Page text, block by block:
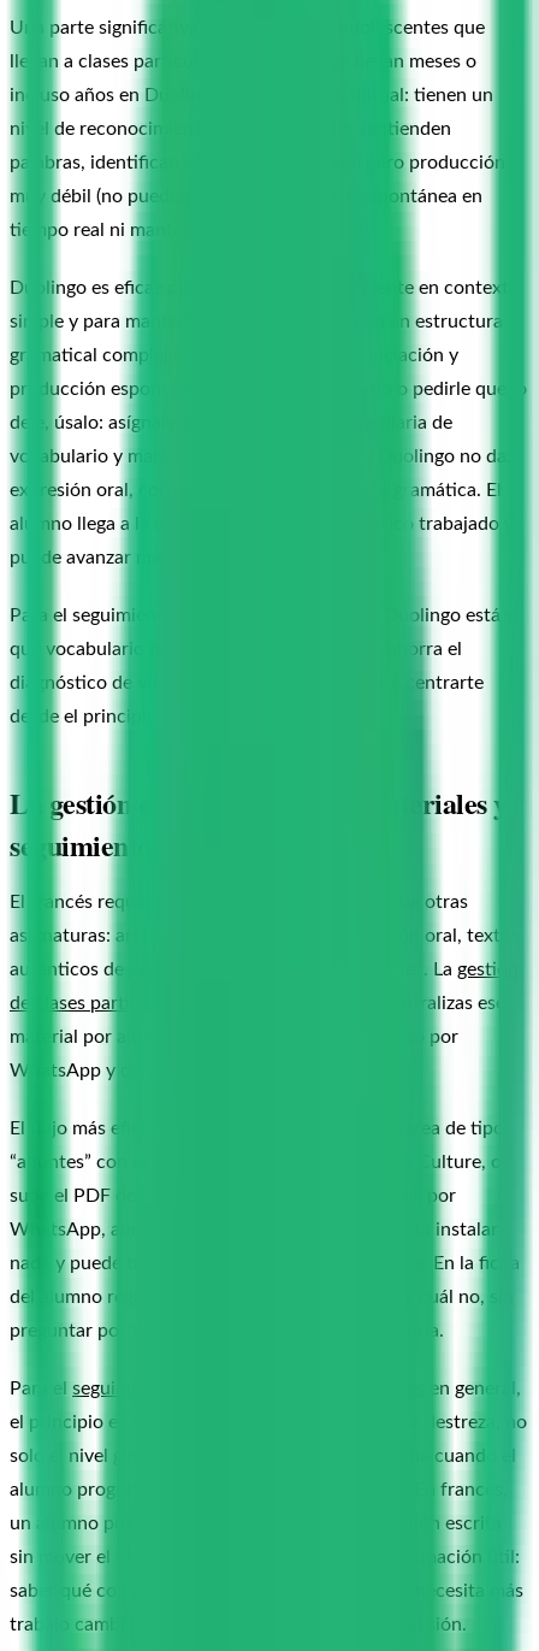
Una parte significativa de los adultos y adolescentes que
llegan a clases particulares de francés ya llevan meses o
incluso años en Duolingo. El problema habitual: tienen un
nivel de reconocimiento pasivo aceptable (entienden
palabras, identifican estructuras sencillas) pero producción
muy débil (no pueden construir una frase espontánea en
tiempo real ni mantener una conversación).
Duolingo es eficaz para el vocabulario frecuente en contexto
simple y para mantener el hábito diario. Falla en estructura
gramatical compleja, registro formal, pronunciación y
producción espontánea. En lugar de ignorarlo o pedirle que lo
deje, úsalo: asígnale en Duolingo la práctica diaria de
vocabulario y mantén las clases para lo que Duolingo no da:
expresión oral, corrección de errores, DELF y gramática. El
alumno llega a la clase con el vocabulario básico trabajado y
puede avanzar más rápido en estructura.
Para el seguimiento, registra en qué nivel de Duolingo está y
qué vocabulario domina según la app. Eso te ahorra el
diagnóstico de vocabulario básico y te permite centrarte
desde el principio en los huecos reales.
La gestión operativa: agenda, materiales y
seguimiento
El francés requiere más material entre clases que otras
asignaturas: archivos de audio para comprensión oral, textos
auténticos de prensa o literatura, transcripciones. La gestión
de clases particulares
se simplifica mucho si centralizas ese
material por alumno en lugar de enviarlo disperso por
WhatsApp y correo.
El flujo más eficiente: crea en tusalumnos una tarea de tipo
“apuntes” con el link al audio de RFI o de France Culture, o
sube el PDF de la lectura. El alumno recibe el link por
WhatsApp, abre el recurso desde el navegador sin instalar
nada y puede trabajarlo antes de la próxima clase. En la ficha
del alumno registras qué material ha trabajado y cuál no, sin
preguntar por WhatsApp ni recordarlo de memoria.
Para el seguimiento por competencias en idiomas
en general,
el principio es el mismo: registrar el nivel real por destreza, no
solo el nivel global del curso, y actualizar esa ficha cuando el
alumno progresa en una competencia concreta. En francés,
un alumno puede pasar de A2 a B1 en comprensión escrita
sin mover el nivel en expresión oral y eso es información útil:
saber qué competencia está funcionando y cuál necesita más
trabajo cambia lo que preparas para la próxima sesión.